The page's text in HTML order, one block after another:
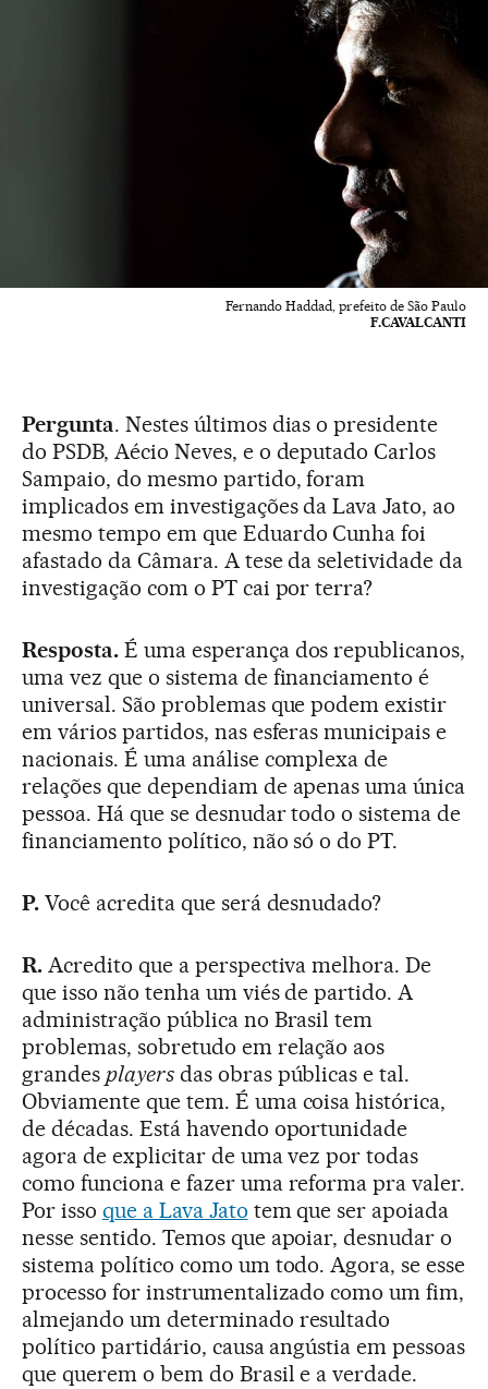
Fernando Haddad, prefeito de São Paulo
F.CAVALCANTI
Pergunta. Nestes últimos dias o presidente
do PSDB, Aécio Neves, e o deputado Carlos
Sampaio, do mesmo partido, foram
implicados em investigações da Lava Jato, ao
mesmo tempo em que Eduardo Cunha foi
afastado da Câmara. A tese da seletividade da
investigação com o PT cai por terra?
Resposta.É uma esperança dos republicanos,
uma vez que o sistema de financiamento é
universal. São problemas que podem existir
em vários partidos, nas esferas municipais e
nacionais. É uma análise complexa de
relações que dependiam de apenas uma única
pessoa. Há que se desnudar todo o sistema de
financiamento político, não só o do PT.
P.Você acredita que será desnudado?
R. Acredito que a perspectiva melhora. De
que isso não tenha um viés de partido. A
administração pública no Brasil tem
problemas, sobretudo em relação aos
grandes playersdas obras públicas e tal.
Obviamente que tem. É uma coisa histórica,
de décadas. Está havendo oportunidade
agora de explicitar de uma vez por todas
como funciona e fazer uma reforma pra valer.
Por isso que a Lava Jato tem que ser apoiada
nesse sentido. Temos que apoiar, desnudar o
sistema político como um todo. Agora, se esse
processo for instrumentalizado como um fim,
almejando um determinado resultado
político partidário, causa angústia em pessoas
que querem o bem do Brasil e a verdade.